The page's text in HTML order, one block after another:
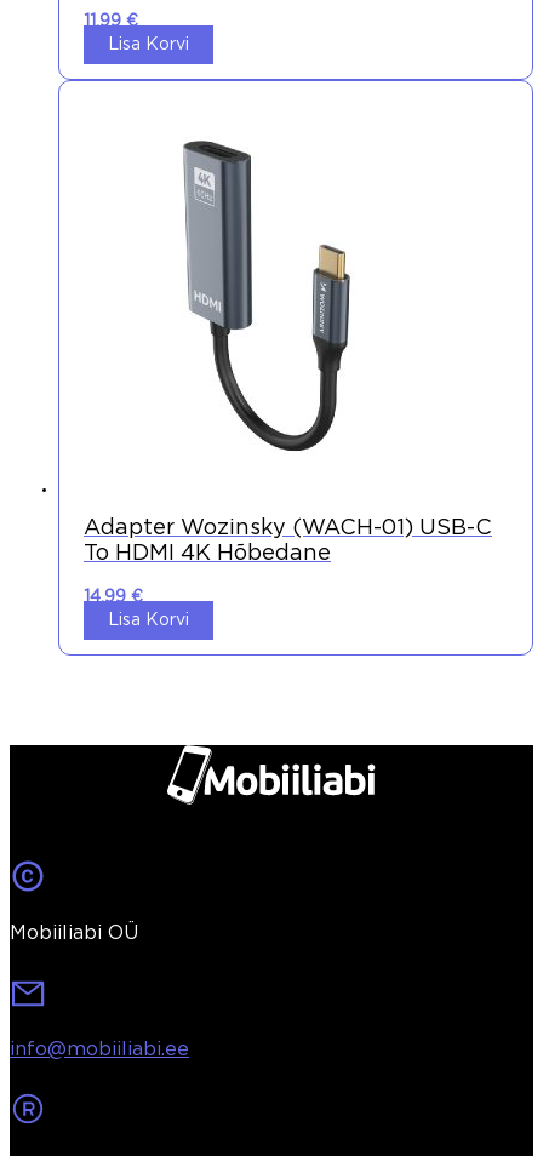
11,99 €
Lisa Korvi
Adapter Wozinsky (WACH-01) USB-C
To HDMI 4K Hõbedane
14,99 €
Lisa Korvi
Mobiiliabi OÜ
info@mobiiliabi.ee